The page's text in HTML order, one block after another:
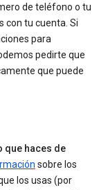
de teléfono o tu
con tu cuenta. Si
para
pedirte que
que puede
que haces de
sobre los
los usas (por